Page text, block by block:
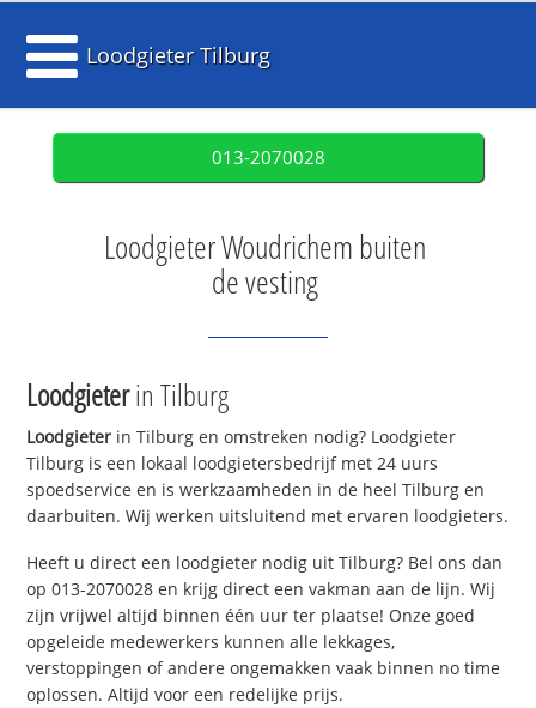
Loodgieter Tilburg
013-2070028
Loodgieter Woudrichem buiten
de vesting
Loodgieterin Tilburg
Loodgieter in Tilburg en omstreken nodig? Loodgieter
Tilburg is een lokaal loodgietersbedrijf met 24 uurs
spoedservice en is werkzaamheden in de heel Tilburg en
daarbuiten. Wij werken uitsluitend met ervaren loodgieters.
Heeft u direct een loodgieter nodig uit Tilburg? Bel ons dan
op 013-2070028 en krijg direct een vakman aan de lijn. Wij
zijn vrijwel altijd binnen één uur ter plaatse! Onze goed
opgeleide medewerkers kunnen alle lekkages,
verstoppingen of andere ongemakken vaak binnen no time
oplossen. Altijd voor een redelijke prijs.